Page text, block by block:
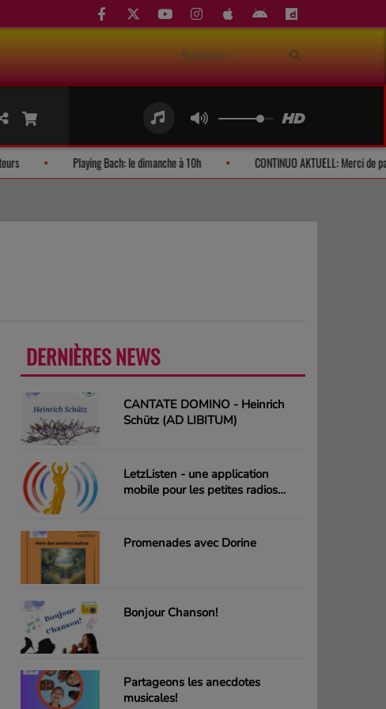
Demandes d'auditeurs Playing Bach: le dimanche à 10h CONTINUO
DERNIÈRES NEWS
CANTATE DOMINO - Heinrich
Schütz (AD LIBITUM)
LetzListen - une application
mobile pour les petites radios
Promenades avec Dorine
Bonjour Chanson!
Partageons les anecdotes
musicales!